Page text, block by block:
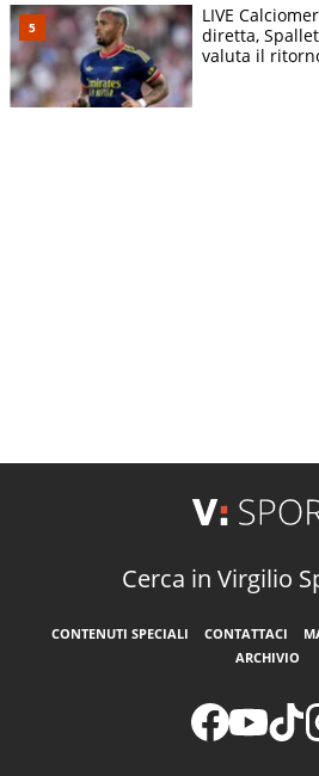
LIVE
diretta,
valuta il
Cerca in Virgilio
CONTENUTI SPECIALI CONTATTACI
ARCHIVIO